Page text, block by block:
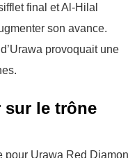
final et Al-Hilal
son avance.
provoquait une
le trône
pour Urawa Red